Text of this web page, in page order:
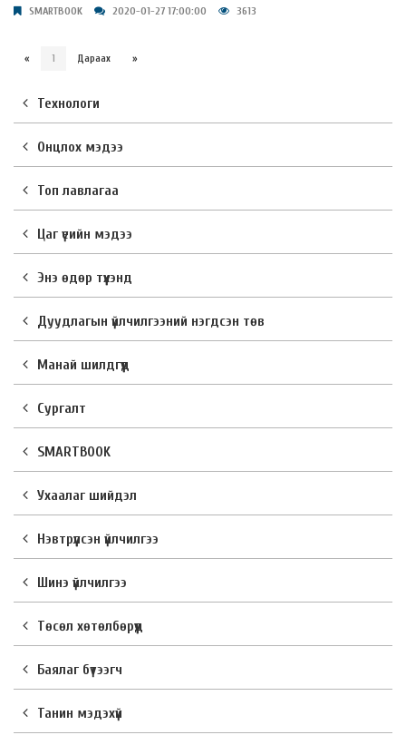
SMARTBOOK 2020-01-27 17:00:00 3613
« 1 Дараах »
Технологи
Онцлох мэдээ
Топ лавлагаа
Цаг үеийн мэдээ
Энэ өдөр түүхэнд
Дуудлагын үйлчилгээний нэгдсэн төв
Манай шилдгүүд
Сургалт
SMARTBOOK
Ухаалаг шийдэл
Нэвтрүүлсэн үйлчилгээ
Шинэ үйлчилгээ
Төсөл хөтөлбөрүүд
Баялаг бүтээгч
Танин мэдэхүй